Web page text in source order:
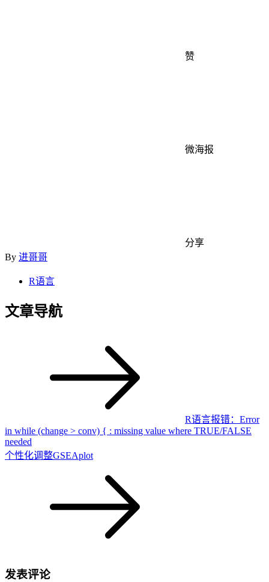
赞
微海报
分享
By 进哥哥
R语言
文章导航
R语言报错：Error
in while (change > conv) { : missing value where TRUE/FALSE
needed
个性化调整GSEAplot
发表评论